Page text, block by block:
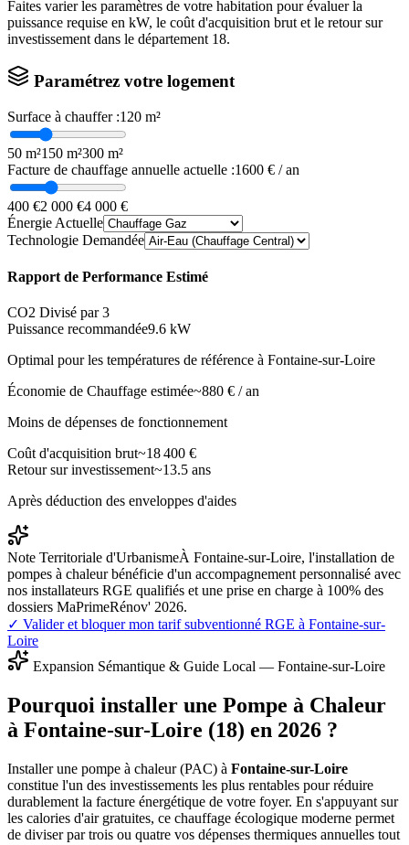
Faites varier les paramètres de votre habitation pour évaluer la
puissance requise en kW, le coût d'acquisition brut et le retour sur
investissement dans le département 18.
Paramétrez votre logement
Surface à chauffer :120 m²
50 m²150 m²300 m²
Facture de chauffage annuelle actuelle :1600 € / an
400 €2 000 €4 000 €
Énergie Actuelle
Technologie Demandée
Rapport de Performance Estimé
CO2 Divisé par 3
Puissance recommandée9.6 kW
Optimal pour les températures de référence à Fontaine-sur-Loire
Économie de Chauffage estimée~880 € / an
Moins de dépenses de fonctionnement
Coût d'acquisition brut~18 400 €
Retour sur investissement~13.5 ans
Après déduction des enveloppes d'aides
Note Territoriale d'UrbanismeÀ Fontaine-sur-Loire, l'installation de
pompes à chaleur bénéficie d'un accompagnement personnalisé avec
nos installateurs RGE qualifiés et une prise en charge à 100% des
dossiers MaPrimeRénov' 2026.
✓ Valider et bloquer mon tarif subventionné RGE à Fontaine-sur-
Loire
Expansion Sémantique & Guide Local — Fontaine-sur-Loire
Pourquoi installer une Pompe à Chaleur
à Fontaine-sur-Loire (18) en 2026 ?
Installer une pompe à chaleur (PAC) à Fontaine-sur-Loire
constitue l'un des investissements les plus rentables pour réduire
durablement la facture énergétique de votre foyer. En s'appuyant sur
les calories d'air gratuites, ce chauffage écologique moderne permet
de diviser par trois ou quatre vos dépenses thermiques annuelles tout